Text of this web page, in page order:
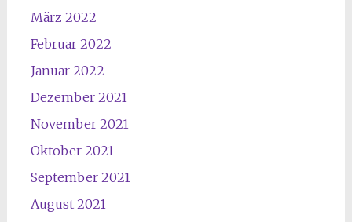
März 2022
Februar 2022
Januar 2022
Dezember 2021
November 2021
Oktober 2021
September 2021
August 2021